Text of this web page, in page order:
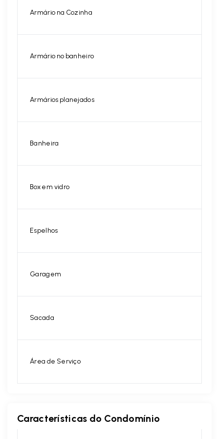
Armário na Cozinha
Armário no banheiro
Armários planejados
Banheira
Box em vidro
Espelhos
Garagem
Sacada
Área de Serviço
Características do Condomínio